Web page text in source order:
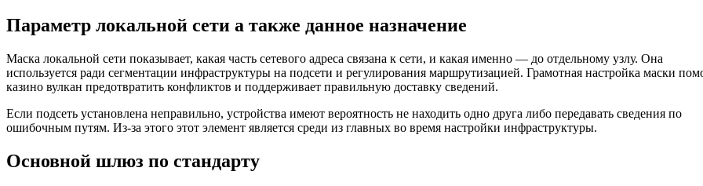
Параметр локальной сети а также данное назначение
Маска локальной сети показывает, какая часть сетевого адреса связана к сети, и какая именно — до отдельному узлу. Она
используется ради сегментации инфраструктуры на подсети и регулирования маршрутизацией. Грамотная настройка маски
казино вулкан предотвратить конфликтов и поддерживает правильную доставку сведений.
Если подсеть установлена неправильно, устройства имеют вероятность не находить одно друга либо передавать сведения по
ошибочным путям. Из-за этого этот элемент является среди из главных во время настройки инфраструктуры.
Основной шлюз по стандарту